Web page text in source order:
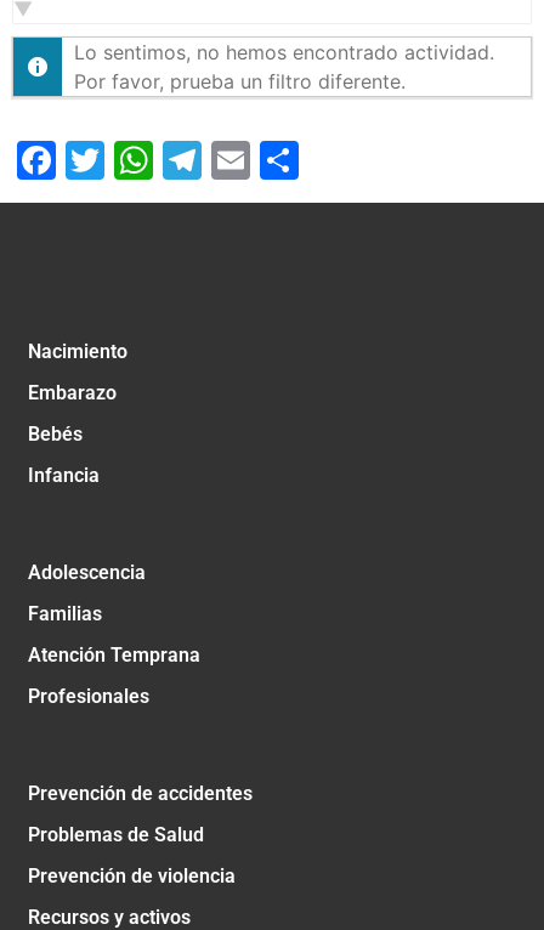
Lo sentimos, no hemos encontrado actividad.
Por favor, prueba un filtro diferente.
Facebook
Twitter
WhatsApp
Telegram
Email
Nacimiento
Embarazo
Bebés
Infancia
Adolescencia
Familias
Atención Temprana
Profesionales
Prevención de accidentes
Problemas de Salud
Prevención de violencia
Recursos y activos